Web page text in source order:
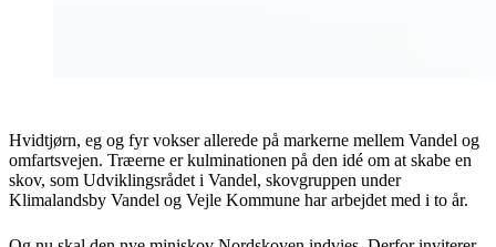
Hvidtjørn, eg og fyr vokser allerede på markerne mellem Vandel og
omfartsvejen. Træerne er kulminationen på den idé om at skabe en
skov, som Udviklingsrådet i Vandel, skovgruppen under
Klimalandsby Vandel og Vejle Kommune har arbejdet med i to år.